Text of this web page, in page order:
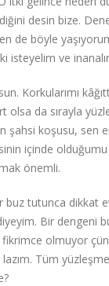
desin bize.
de böyle
isteyelim ve
Korkularımı
da sırayla
şahsi koşusu, sen
içinde
önemli.
buz tutunca dikkat
Bir dengeni
olmuyor
Tüm